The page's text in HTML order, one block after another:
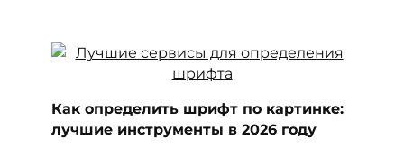
Как определить шрифт по картинке:
лучшие инструменты в 2026 году